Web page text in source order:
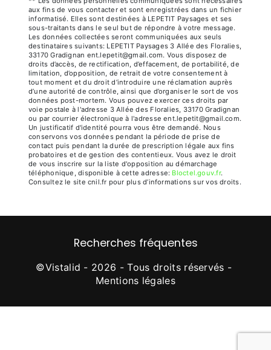
aux fins de vous contacter et sont enregistrées dans un fichier
informatisé. Elles sont destinées à LEPETIT Paysages et ses
sous-traitants dans le seul but de répondre à votre message.
Les données collectées seront communiquées aux seuls
destinataires suivants: LEPETIT Paysages 3 Allée des Floralies,
33170 Gradignan ent.lepetit@gmail.com. Vous disposez de
droits d’accès, de rectification, d’effacement, de portabilité, de
limitation, d’opposition, de retrait de votre consentement à
tout moment et du droit d’introduire une réclamation auprès
d’une autorité de contrôle, ainsi que d’organiser le sort de vos
données post-mortem. Vous pouvez exercer ces droits par
voie postale à l'adresse 3 Allée des Floralies, 33170 Gradignan
ou par courrier électronique à l'adresse ent.lepetit@gmail.com.
Un justificatif d'identité pourra vous être demandé. Nous
conservons vos données pendant la période de prise de
contact puis pendant la durée de prescription légale aux fins
probatoires et de gestion des contentieux. Vous avez le droit
de vous inscrire sur la liste d'opposition au démarchage
téléphonique, disponible à cette adresse:
Bloctel.gouv.fr.
Consultez le site cnil.fr pour plus d’informations sur vos droits.
Recherches fréquentes
©Vistalid - 2026 - Tous droits réservés -
Mentions légales